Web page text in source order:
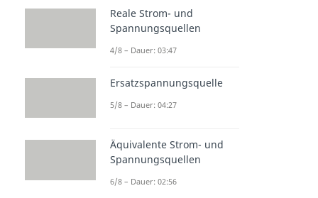
Reale Strom- und
Spannungsquellen
4/8 – Dauer: 03:47
Ersatzspannungsquelle
5/8 – Dauer: 04:27
Äquivalente Strom- und
Spannungsquellen
6/8 – Dauer: 02:56